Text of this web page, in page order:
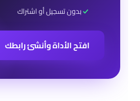
بدون تسجيل أو اشتراك
افتح الأداة وأنشئ رابطك